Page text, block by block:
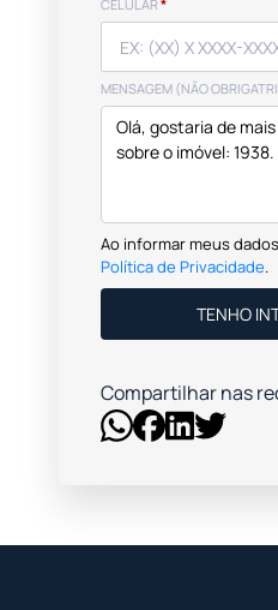
CELULAR *
MENSAGEM (NÃO
Ao informar meus
Política de Privacidade.
Compartilhar nas